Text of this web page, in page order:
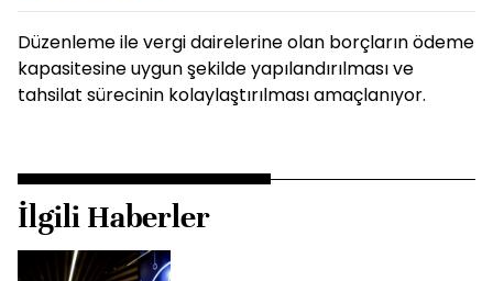
Düzenleme ile vergi dairelerine olan borçların ödeme
kapasitesine uygun şekilde yapılandırılması ve
tahsilat sürecinin kolaylaştırılması amaçlanıyor.
İlgili Haberler